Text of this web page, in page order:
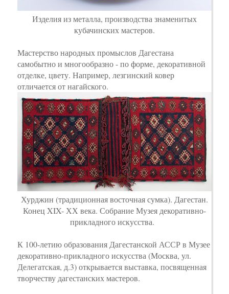
Изделия из металла, производства знаменитых
кубачинских мастеров.
Мастерство народных промыслов Дагестана
самобытно и многообразно - по форме, декоративной
отделке, цвету. Например, лезгинский ковер
отличается от нагайского.
Хурджин (традиционная восточная сумка). Дагестан.
Конец XIX- ХХ века. Собрание Музея декоративно-
прикладного искусства.
К 100-летию образования Дагестанской АССР в Музее
декоративно-прикладного искусства (Москва, ул.
Делегатская, д.3) открывается выставка, посвященная
творчеству дагестанских мастеров.